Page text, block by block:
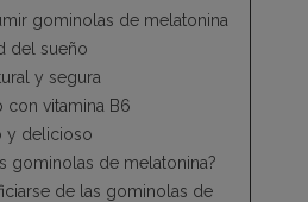
gominolas de melatonina
del sueño
y segura
vitamina B6
y delicioso
gominolas de melatonina?
de las gominolas de